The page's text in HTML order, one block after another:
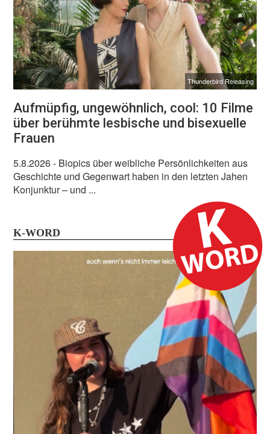
Thunderbird Releasing
Aufmüpfig, ungewöhnlich, cool: 10 Filme
über berühmte lesbische und bisexuelle
Frauen
5.8.2026- Biopics über weibliche Persönlichkeiten aus
Geschichte und Gegenwart haben in den letzten Jahen
Konjunktur – und ...
K-WORD